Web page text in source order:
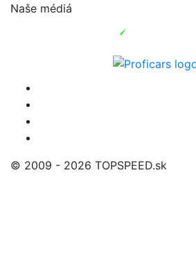
Naše médiá
© 2009 - 2026 TOPSPEED.sk